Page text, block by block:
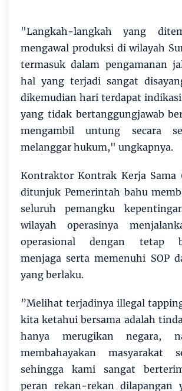
"Langkah-langkah yang
mengawal produksi di wilayah
termasuk dalam pengamanan
hal yang terjadi sangat
dikemudian hari terdapat
yang tidak bertanggungjawab
mengambil untung secara
melanggar hukum," ungkapnya.
Kontraktor Kontrak Kerja Sama
ditunjuk Pemerintah bahu
seluruh pemangku
wilayah operasinya
operasional dengan tetap
menjaga serta memenuhi SOP
yang berlaku.
”Melihat terjadinya illegal
kita ketahui bersama adalah
hanya merugikan negara,
membahayakan masyarakat
sehingga kami sangat
peran rekan-rekan dilapangan